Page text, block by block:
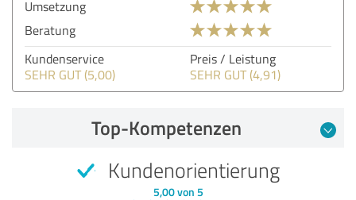
Umsetzung
Beratung
Kundenservice
SEHR GUT (5,00)
Preis / Leistung
SEHR GUT (4,91)
Top-Kompetenzen
Kundenorientierung
5,00 von 5